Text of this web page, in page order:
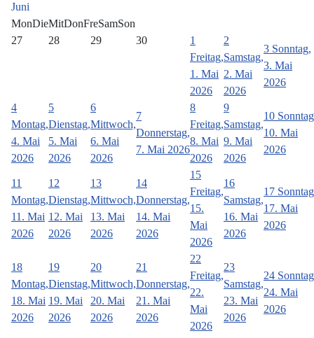
Juni
MonDieMitDonFreSamSon
27
28 29 30
1
Freitag,
1. Mai
2026
2
Samstag,
2. Mai
2026
3 Sonntag,
3. Mai
2026
4
Montag,
4. Mai
2026
5
Dienstag,
5. Mai
2026
6
Mittwoch,
6. Mai
2026
7
Donnerstag,
7. Mai 2026
8
Freitag,
8. Mai
2026
9
Samstag,
9. Mai
2026
10
10. Mai
2026
11
Montag,
11. Mai
2026
12
Dienstag,
12. Mai
2026
13
Mittwoch,
13. Mai
2026
14
Donnerstag,
14. Mai
2026
15
Freitag,
15.
Mai
2026
16
Samstag,
16. Mai
2026
17
17. Mai
2026
18
Montag,
18. Mai
2026
19
Dienstag,
19. Mai
2026
20
Mittwoch,
20. Mai
2026
21
Donnerstag,
21. Mai
2026
22
Freitag,
22.
Mai
2026
23
Samstag,
23. Mai
2026
24
24. Mai
2026